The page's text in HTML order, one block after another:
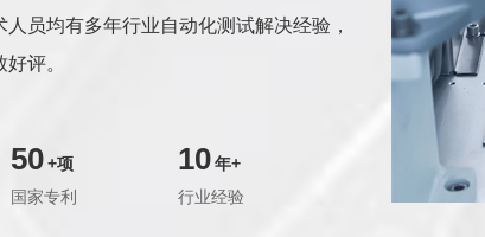
员均有多年行业自动化测试解决经验，
评。
50 +项
国家专利
10年+
行业经验